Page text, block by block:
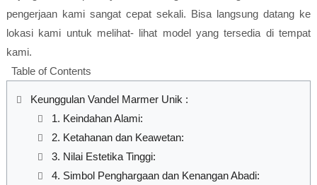
pengerjaan kami sangat cepat sekali. Bisa langsung datang ke
lokasi kami untuk melihat- lihat model yang tersedia di tempat
kami.
Table of Contents
Keunggulan Vandel Marmer Unik :
1. Keindahan Alami:
2. Ketahanan dan Keawetan:
3. Nilai Estetika Tinggi:
4. Simbol Penghargaan dan Kenangan Abadi: